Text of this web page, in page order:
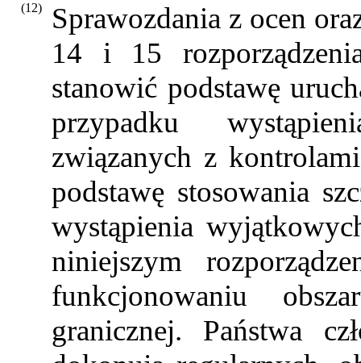
(12)
Sprawozdania z ocen
14 i 15
stanowić podstawę
przypadku
związanych z
podstawę stosowania
wystąpienia
niniejszym
funkcjonowaniu
granicznej. Państwa